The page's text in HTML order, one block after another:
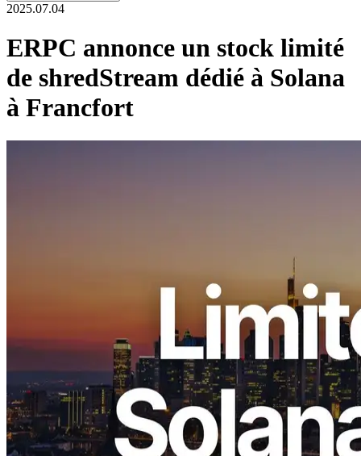
2025.07.04
ERPC annonce un stock limité
de shredStream dédié à Solana
à Francfort
ELSOUL LABO B.V. (Siège: Amsterdam, Pays-Bas, PDG:
Fumitake Kawasaki) et Validators DAO ont annoncé un stock limité
dans leur région la plus populaire, Francfort, pour le service de flux
de données dédié à Solana le plus rapide de l'industrie, "Direct
Shreds (ShredStream)."
Région de Francfort, Notre emplacement